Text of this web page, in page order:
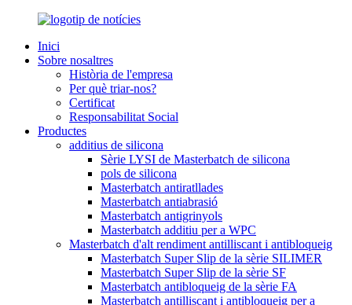
Inici
Sobre nosaltres
Història de l'empresa
Per què triar-nos?
Certificat
Responsabilitat Social
Productes
additius de silicona
Sèrie LYSI de Masterbatch de silicona
pols de silicona
Masterbatch antiratllades
Masterbatch antiabrasió
Masterbatch antigrinyols
Masterbatch additiu per a WPC
Masterbatch d'alt rendiment antilliscant i antibloqueig
Masterbatch Super Slip de la sèrie SILIMER
Masterbatch Super Slip de la sèrie SF
Masterbatch antibloqueig de la sèrie FA
Masterbatch antilliscant i antibloqueig per a